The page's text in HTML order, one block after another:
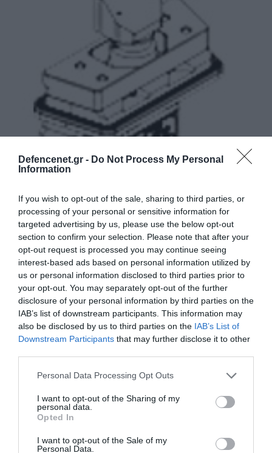
Defencenet.gr - Do Not Process My Personal
Information
If you wish to opt-out of the sale, sharing to third parties, or
processing of your personal or sensitive information for
targeted advertising by us, please use the below opt-out
section to confirm your selection. Please note that after your
opt-out request is processed you may continue seeing
interest-based ads based on personal information utilized by
us or personal information disclosed to third parties prior to
your opt-out. You may separately opt-out of the further
disclosure of your personal information by third parties on the
IAB’s list of downstream participants. This information may
also be disclosed by us to third parties on the IAB’s List of
Downstream Participants that may further disclose it to other
Please note that this website/app uses one or more Google
not limited to your visit or usage behaviour. You may click to
grant or deny consent to Google and its third-party tags to
use your data for below specified purposes in below Google
consent section.
Personal Data Processing Opt Outs
I want to opt-out of the Sharing of my
personal data.
Opted In
I want to opt-out of the Sale of my
Personal Data.
24.09.2006 | 16:27
οδήγησης για τα νέα Leopard του ΕΣ από την
Theon Sensors
Ολοκληρώθηκαν από την ελληνική εταιρία
ηλεκτροοπτικών Theon Sensors, οι παραδόσεις των
περισκοπίων νυκτερινής οδήγησης NX-175C για τα
άρματα οικογενείας Leopard του Ελληνικού
Στρατού.